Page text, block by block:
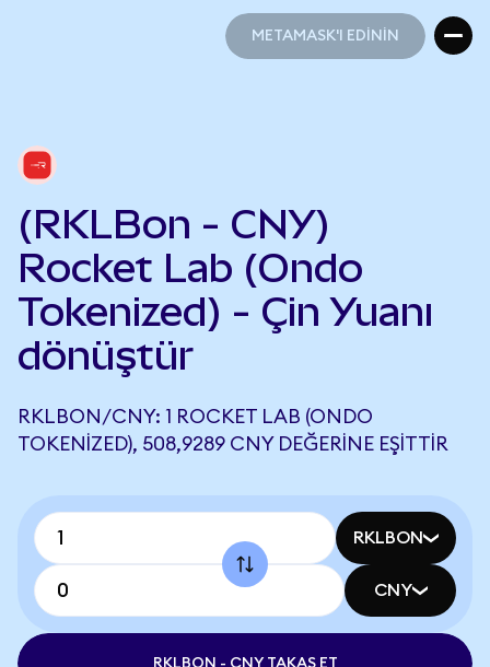
METAMASK'I EDİNİN
(RKLBon - CNY)
Rocket Lab (Ondo
Tokenized) - Çin Yuanı
dönüştür
RKLBON/CNY: 1 ROCKET LAB (ONDO
TOKENIZED), 508,9289 CNY DEĞERINE EŞITTIR
RKLBON
CNY
RKLBON - CNY TAKAS ET